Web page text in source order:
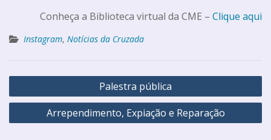
Conheça a Biblioteca virtual da CME – Clique aqui
Instagram, Notícias da Cruzada
Palestra pública
Arrependimento, Expiação e Reparação